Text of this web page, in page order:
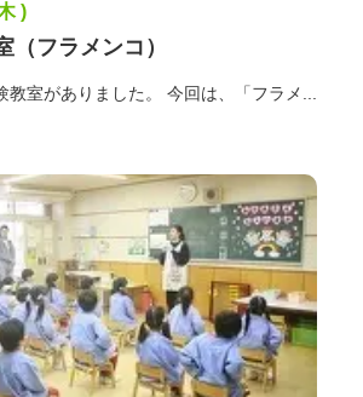
)
（フラメンコ）
室がありました。 今回は、「フラメ...